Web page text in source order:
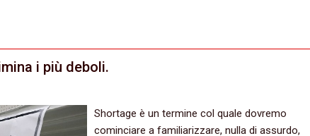
i più deboli.
Shortage è un termine col quale dovremo
cominciare a familiarizzare, nulla di assurdo,